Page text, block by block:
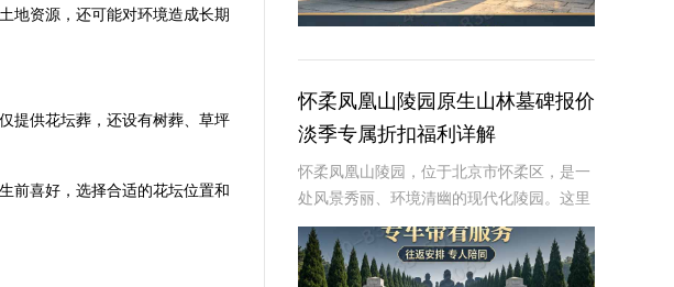
地资源，还可能对环境造成长期
提供花坛葬，还设有树葬、草坪
前喜好，选择合适的花坛位置和
怀柔凤凰山陵园原生山林墓碑报价
淡季专属折扣福利详解
怀柔凤凰山陵园，位于北京市怀柔区，是一
处风景秀丽、环境清幽的现代化陵园。这里
依山傍水，绿树成荫，为逝者提供了一个宁
静而庄严的安息之地。近年来，随着人们对
逝者安葬方式的不断追求，墓碑作为纪念逝